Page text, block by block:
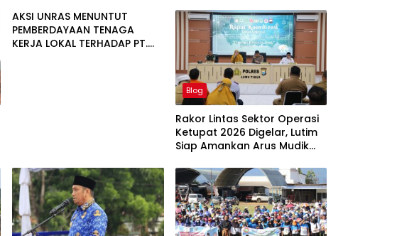
AKSI UNRAS MENUNTUT
PEMBERDAYAAN TENAGA
KERJA LOKAL TERHADAP PT.
Blog
Rakor Lintas Sektor Operasi
Ketupat 2026 Digelar, Lutim
Siap Amankan Arus Mudik